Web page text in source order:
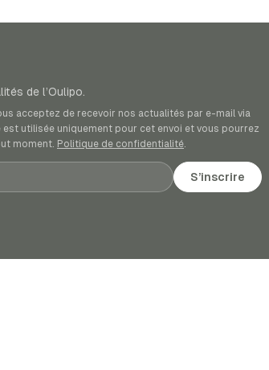
de l’Oulipo.
acceptez de recevoir nos actualités par e-mail via
est utilisée uniquement pour cet envoi et vous pourrez
moment. Politique de confidentialité.
S’inscrire